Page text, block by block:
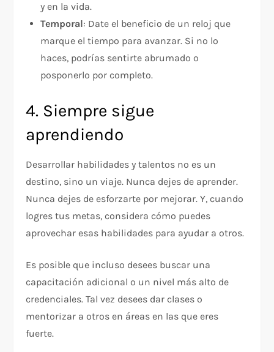
y en la vida.
Temporal: Date el beneficio de un reloj que
marque el tiempo para avanzar. Si no lo
haces, podrías sentirte abrumado o
posponerlo por completo.
4. Siempre sigue
aprendiendo
Desarrollar habilidades y talentos no es un
destino, sino un viaje. Nunca dejes de aprender.
Nunca dejes de esforzarte por mejorar. Y, cuando
logres tus metas, considera cómo puedes
aprovechar esas habilidades para ayudar a otros.
Es posible que incluso desees buscar una
capacitación adicional o un nivel más alto de
credenciales. Tal vez desees dar clases o
mentorizar a otros en áreas en las que eres
fuerte.